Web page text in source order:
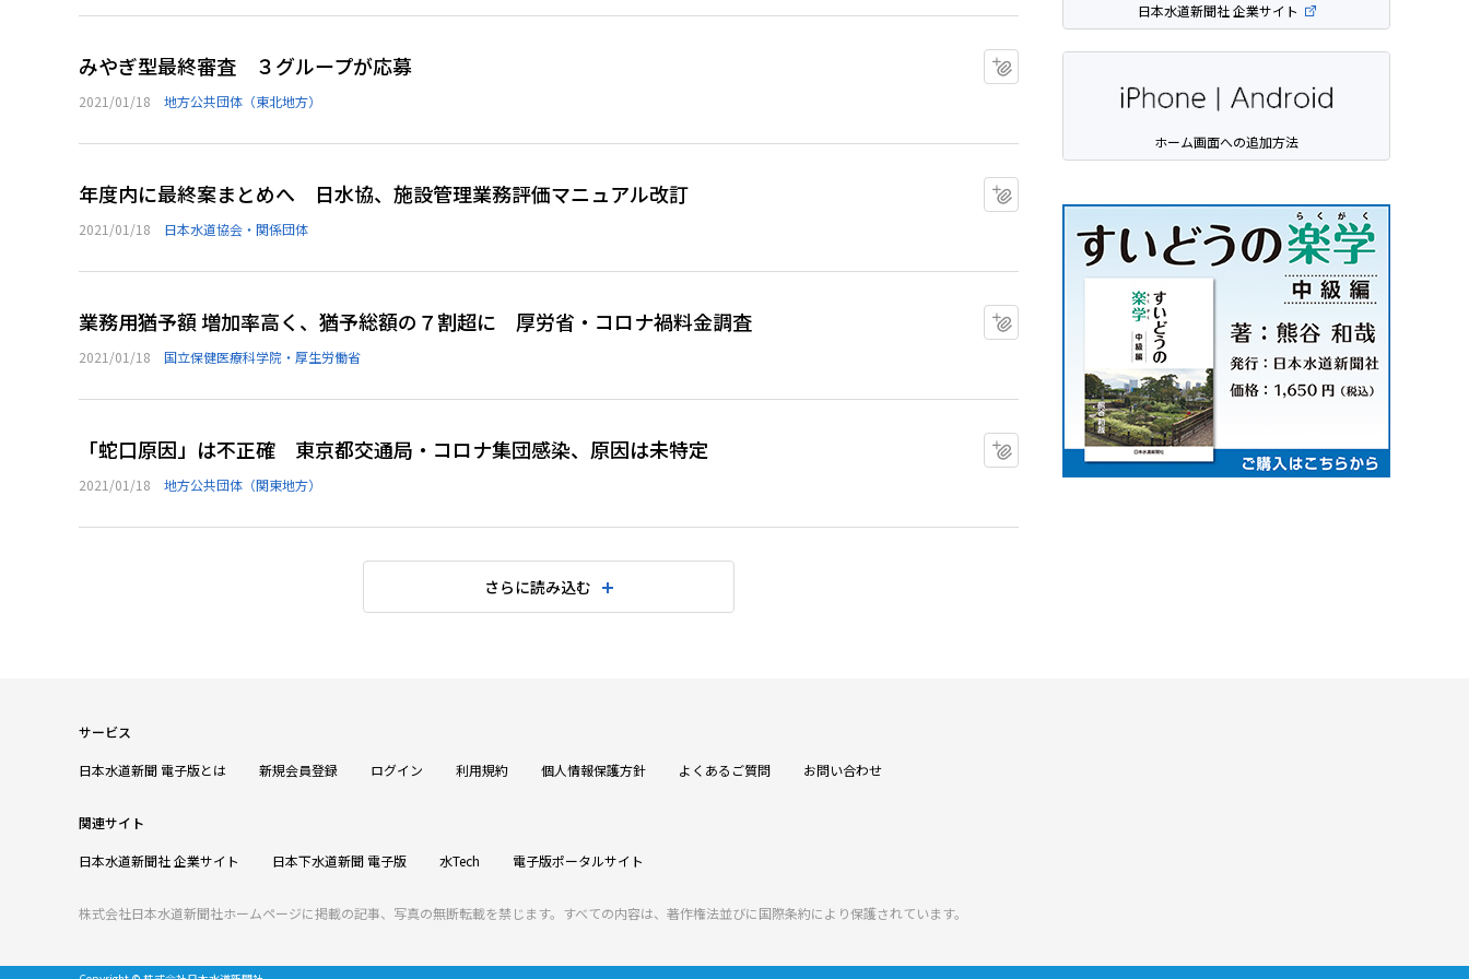
みやぎ型最終審査 ３グループが応募
2021/01/18 地方公共団体（東北地方）
マイクリップに追加
年度内に最終案まとめへ 日水協、施設管理業務評価マニュアル改訂
2021/01/18 日本水道協会・関係団体
業務用猶予額 増加率高く、猶予総額の７割超に 厚労省・コロナ禍料金調査
2021/01/18 国立保健医療科学院・厚生労働省
マイクリップに追加
「蛇口原因」は不正確 東京都交通局・コロナ集団感染、原因は未特定
2021/01/18 地方公共団体（関東地方）
マイクリップに追加
さらに読み込む
日本水道新聞社 企業サイト
ホーム画面への追加方法
サービス
日本水道新聞 電子版とは 新規会員登録 ログイン 利用規約 個人情報保護方針 よくあるご質問 お問い合わせ
関連サイト
日本水道新聞社 企業サイト 日本下水道新聞 電子版 水Tech 電子版ポータルサイト
株式会社日本水道新聞社ホームページに掲載の記事、写真の無断転載を禁じます。すべての内容は、著作権法並びに国際条約により保護されています。